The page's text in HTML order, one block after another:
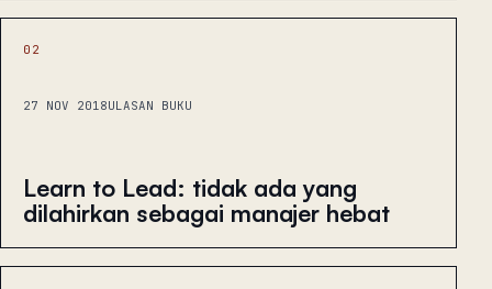
02
27 NOV 2018ULASAN BUKU
Learn to Lead: tidak ada yang
dilahirkan sebagai manajer hebat